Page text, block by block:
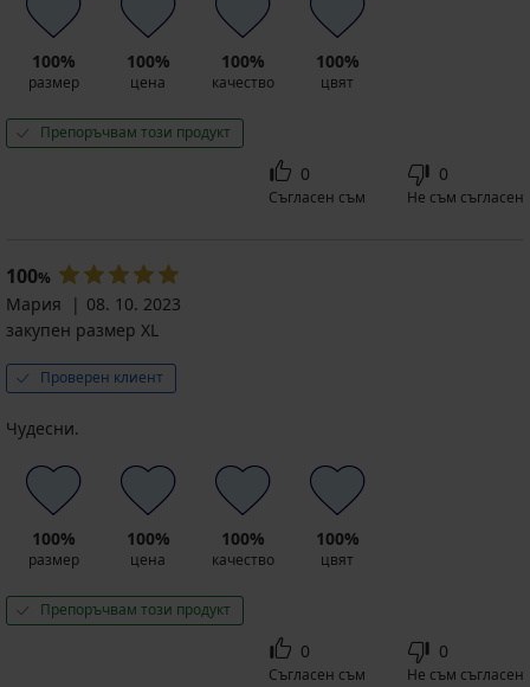
2+1
БЕЗПЛАТНО
100%
размер
100%
цена
100%
качество
100%
цвят
Препоръчвам този продукт
0
Съгласен съм
0
Не съм съгласен
100%
Мария
08. 10. 2023
закупен размер XL
Проверен клиент
Чудесни.
100%
размер
100%
цена
100%
качество
100%
цвят
Препоръчвам този продукт
0
Съгласен съм
0
Не съм съгласен